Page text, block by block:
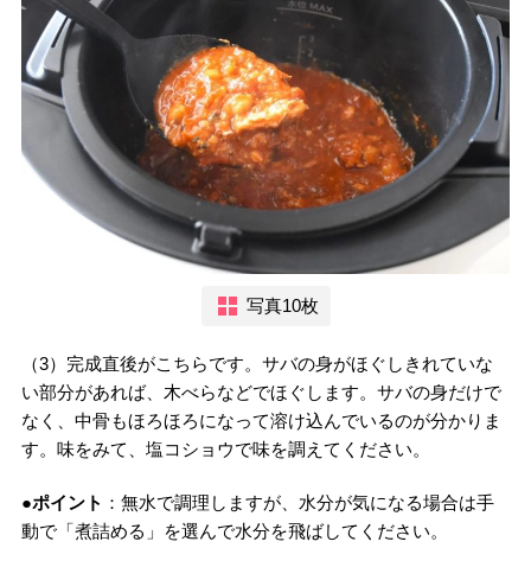
写真10枚
（3）完成直後がこちらです。サバの身がほぐしきれていな
い部分があれば、木べらなどでほぐします。サバの身だけで
なく、中骨もほろほろになって溶け込んでいるのが分かりま
す。味をみて、塩コショウで味を調えてください。
●ポイント ：無水で調理しますが、水分が気になる場合は手
動で「煮詰める」を選んで水分を飛ばしてください。